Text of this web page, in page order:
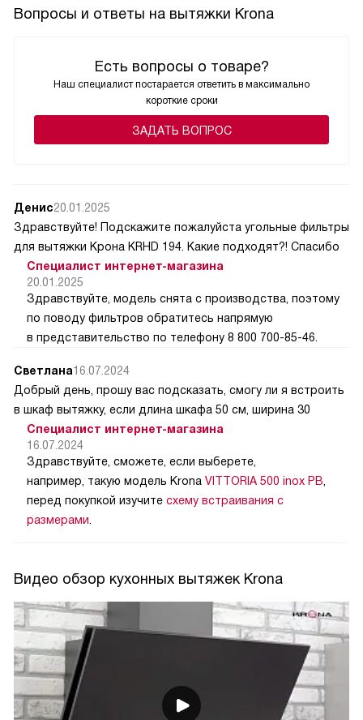
Вопросы и ответы на вытяжки Krona
Есть вопросы о товаре?
Наш специалист постарается ответить в максимально
короткие сроки
ЗАДАТЬ ВОПРОС
Денис20.01.2025
Здравствуйте! Подскажите пожалуйста угольные фильтры
для вытяжки Крона KRHD 194. Какие подходят?! Спасибо
Специалист интернет-магазина
20.01.2025
Здравствуйте, модель снята с производства, поэтому
по поводу фильтров обратитесь напрямую
в представительство по телефону 8 800 700-85-46.
Светлана16.07.2024
Добрый день, прошу вас подсказать, смогу ли я встроить
в шкаф вытяжку, если длина шкафа 50 см, ширина 30
Специалист интернет-магазина
16.07.2024
Здравствуйте, сможете, если выберете,
например, такую модель Krona VITTORIA 500 inox PB
перед покупкой изучите схему встраивания с
размерами
Видео обзор кухонных вытяжек Krona